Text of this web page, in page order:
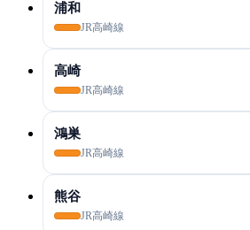
浦和
JR高崎線
高崎
JR高崎線
鴻巣
JR高崎線
熊谷
JR高崎線